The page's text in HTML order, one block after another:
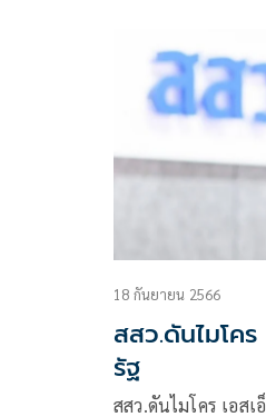
18 กันยายน 2566
สสว.ดันไมโค
รัฐ
สสว.ดันไมโคร เอสเ